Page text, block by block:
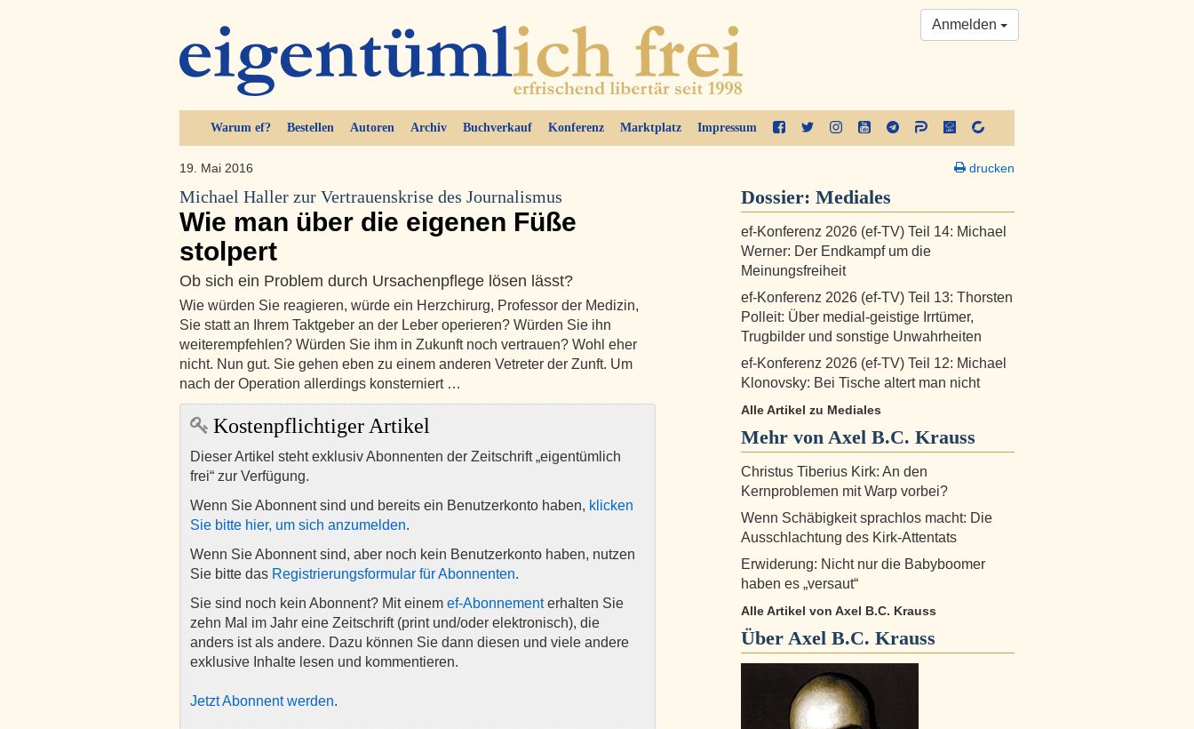
Warum ef? Bestellen Autoren Archiv Buchverkauf Konferenz Marktplatz Impressum
Anmelden
19. Mai 2016
Michael Haller zur Vertrauenskrise des Journalismus
Wie man über die eigenen Füße
stolpert
Ob sich ein Problem durch Ursachenpflege lösen lässt?
Wie würden Sie reagieren, würde ein Herzchirurg, Professor der Medizin,
Sie statt an Ihrem Taktgeber an der Leber operieren? Würden Sie ihn
weiterempfehlen? Würden Sie ihm in Zukunft noch vertrauen? Wohl eher
nicht. Nun gut. Sie gehen eben zu einem anderen Vetreter der Zunft. Um
nach der Operation allerdings konsterniert …
Kostenpflichtiger Artikel
Dieser Artikel steht exklusiv Abonnenten der Zeitschrift „eigentümlich
frei“ zur Verfügung.
Wenn Sie Abonnent sind und bereits ein Benutzerkonto haben, klicken
Sie bitte hier, um sich anzumelden.
Wenn Sie Abonnent sind, aber noch kein Benutzerkonto haben, nutzen
Sie bitte das Registrierungsformular für Abonnenten.
Sie sind noch kein Abonnent? Mit einem ef-Abonnementerhalten Sie
zehn Mal im Jahr eine Zeitschrift (print und/oder elektronisch), die
anders ist als andere. Dazu können Sie dann diesen und viele andere
exklusive Inhalte lesen und kommentieren.
Jetzt Abonnent werden.
drucken
Dossier: Mediales
ef-Konferenz 2026 (ef-TV) Teil 14: Michael
Werner: Der Endkampf um die
Meinungsfreiheit
ef-Konferenz 2026 (ef-TV) Teil 13: Thorsten
Polleit: Über medial-geistige Irrtümer,
Trugbilder und sonstige Unwahrheiten
ef-Konferenz 2026 (ef-TV) Teil 12: Michael
Klonovsky: Bei Tische altert man nicht
Alle Artikel zu Mediales
Mehr von Axel B.C. Krauss
Christus Tiberius Kirk: An den
Kernproblemen mit Warp vorbei?
Wenn Schäbigkeit sprachlos macht: Die
Ausschlachtung des Kirk-Attentats
Erwiderung: Nicht nur die Babyboomer
haben es „versaut“
Alle Artikel von Axel B.C. Krauss
Über Axel B.C. Krauss